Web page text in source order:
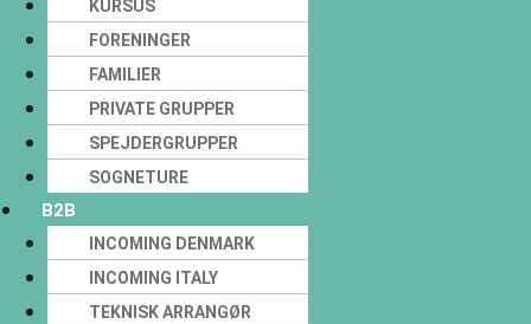
KURSUS
FORENINGER
FAMILIER
PRIVATE GRUPPER
SPEJDERGRUPPER
SOGNETURE
B2B
INCOMING DENMARK
INCOMING ITALY
TEKNISK ARRANGØR